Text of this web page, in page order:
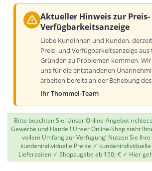
Aktueller Hinweis zur
Verfügbarkeitsanzeige
Liebe Kundinnen und Kunden,
Preis- und Verfügbarkeitsanzeige aus
Gründen zu Problemen kommen.
uns für die entstandenen
arbeiten bereits an der Behebung
Ihr Thommel-Team
Bitte beachten Sie! Unser Online-Angebot richtet
Gewerbe und Handel! Unser Online-Shop steht
vollem Umfang zur Verfügung! Nutzen Sie
kundenindividuelle Preise ✓
Lieferzeiten ✓ Shopzugabe ab 150,-€ ✓ Hier